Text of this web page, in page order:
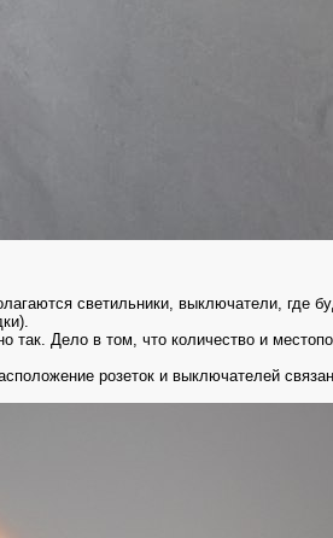
светильники, выключатели,
Дело в том, что количество и
розеток и выключателей